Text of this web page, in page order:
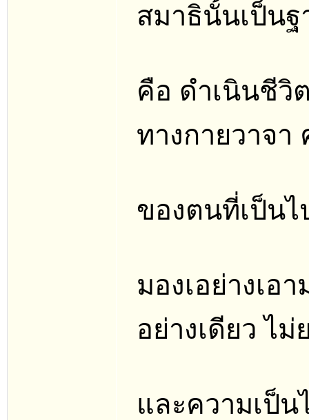
สมาธินั้นเป็น
คือ ดำเนินชีวิ
ทางกายวาจา
ของตนที่เป็นไ
มองเอย่างเอ
อย่างเดียว ไ
และความเป็